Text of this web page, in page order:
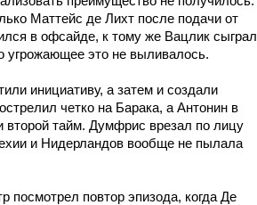
Маттейс де Лихт после подачи от
в офсайде, к тому же Вацлик сыграл
угрожающее это не выливалось.
инициативу, а затем и создали
четко на Барака, а Антонин в
второй тайм. Думфрис врезал по лицу
и Нидерландов вообще не пылала
посмотрел повтор эпизода, когда Де